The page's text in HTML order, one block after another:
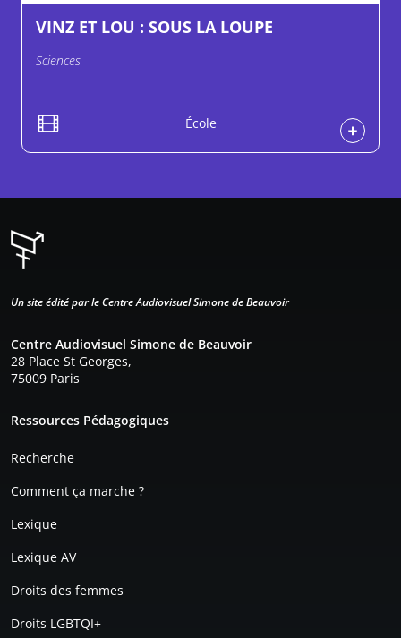
VINZ ET LOU : SOUS LA LOUPE
Sciences
École
Un site édité par le Centre Audiovisuel Simone de Beauvoir
Centre Audiovisuel Simone de Beauvoir
28 Place St Georges,
75009 Paris
Ressources Pédagogiques
Recherche
Comment ça marche ?
Lexique
Lexique AV
Droits des femmes
Droits LGBTQI+